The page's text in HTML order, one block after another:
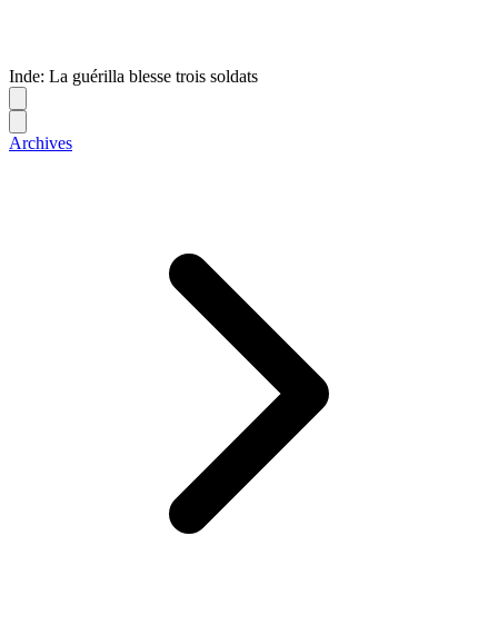
Inde: La guérilla blesse trois soldats
Archives